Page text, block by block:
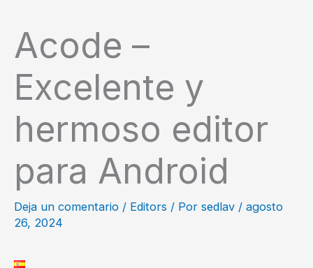
Acode –
Excelente y
hermoso editor
para Android
Deja un comentario / Editors / Por sedlav / agosto
26, 2024